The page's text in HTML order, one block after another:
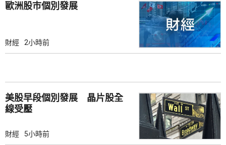
歐洲股巿個別發展
財經 2小時前
美股早段個別發展 晶片股全
線受壓
財經 5小時前